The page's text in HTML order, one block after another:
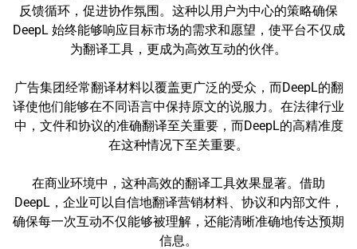
反馈循环，促进协作氛围。这种以用户为中心的策略确保
DeepL 始终能够响应目标市场的需求和愿望，使平台不仅成
为翻译工具，更成为高效互动的伙伴。
广告集团经常翻译材料以覆盖更广泛的受众，而DeepL的翻
译使他们能够在不同语言中保持原文的说服力。在法律行业
中，文件和协议的准确翻译至关重要，而DeepL的高精准度
在这种情况下至关重要。
在商业环境中，这种高效的翻译工具效果显著。借助
DeepL，企业可以自信地翻译营销材料、协议和内部文件，
确保每一次互动不仅能够被理解，还能清晰准确地传达预期
信息。